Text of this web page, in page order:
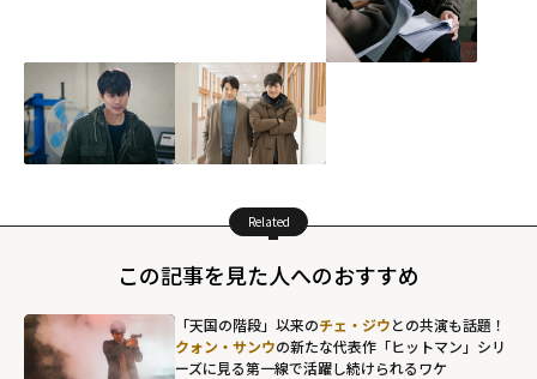
Related
この記事を見た人へのおすすめ
「天国の階段」以来のチェ・ジウとの共演も話題！
クォン・サンウの新たな代表作「ヒットマン」シリ
ーズに見る第一線で活躍し続けられるワケ